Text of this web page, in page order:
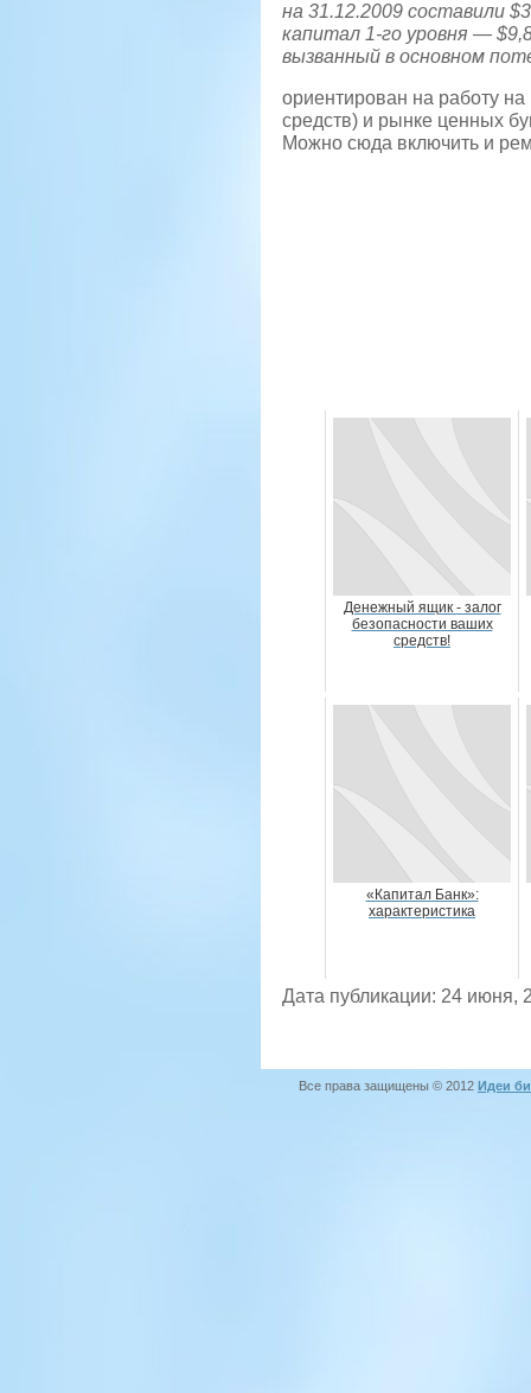
на 31.12.2009 составили
капитал 1-го уровня —
вызванный в основном
ориентирован на работу
средств) и рынке ценных
Можно сюда включить и
Денежный ящик - залог
безопасности ваших
средств!
«Капитал Банк»:
характеристика
Дата публикации: 24 июня,
Все права защищены © 2012 Идеи